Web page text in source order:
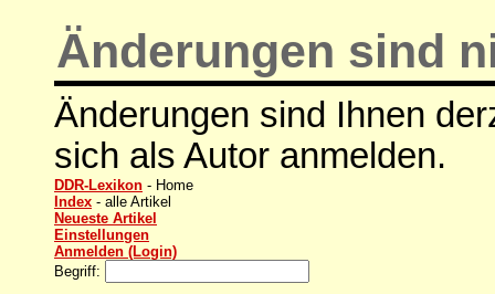
Änderungen sind
Änderungen sind Ihnen
sich als Autor anmelden.
DDR-Lexikon - Home
Index - alle Artikel
Neueste Artikel
Einstellungen
Anmelden (Login)
Begriff: